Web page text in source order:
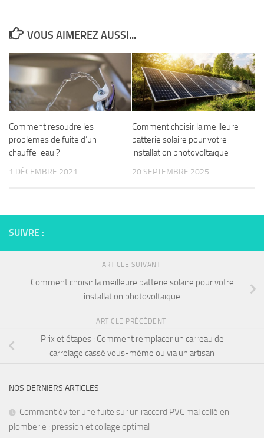
?
VOUS AIMEREZ AUSSI...
Comment resoudre les
problemes de fuite d’un
chauffe-eau ?
1 DÉCEMBRE 2021
Comment choisir la meilleure
batterie solaire pour votre
installation photovoltaïque
20 SEPTEMBRE 2025
SUIVRE :
ARTICLE SUIVANT
Comment choisir la meilleure batterie solaire pour votre
installation photovoltaïque
ARTICLE PRÉCÉDENT
Prix et étapes : Comment remplacer un carreau de
carrelage cassé vous-même ou via un artisan
NOS DERNIERS ARTICLES
Comment éviter une fuite sur un raccord PVC mal collé en
plomberie : pression et collage optimal